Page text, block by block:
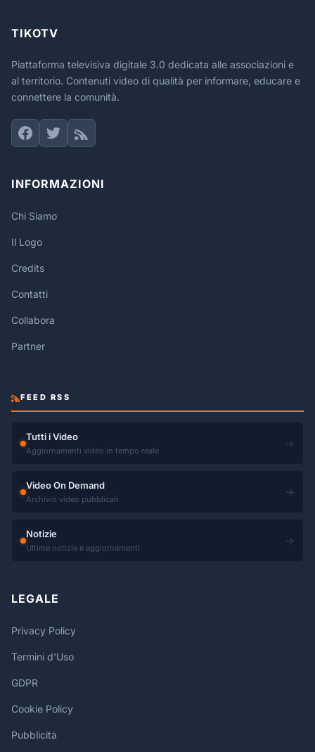
TIKOTV
Piattaforma televisiva digitale 3.0 dedicata alle associazioni e
al territorio. Contenuti video di qualità per informare, educare e
connettere la comunità.
INFORMAZIONI
Chi Siamo
Il Logo
Credits
Contatti
Collabora
Partner
FEED RSS
Tutti i Video
Aggiornamenti video in tempo reale
→
Video On Demand
Archivio video pubblicati
→
Notizie
Ultime notizie e aggiornamenti
→
LEGALE
Privacy Policy
Termini d'Uso
GDPR
Cookie Policy
Pubblicità